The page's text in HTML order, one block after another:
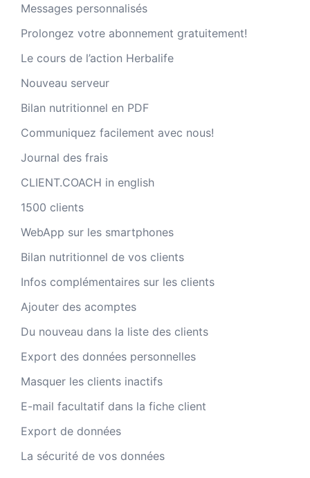
Messages personnalisés
Prolongez votre abonnement gratuitement!
Le cours de l’action Herbalife
Nouveau serveur
Bilan nutritionnel en PDF
Communiquez facilement avec nous!
Journal des frais
CLIENT.COACH in english
1500 clients
WebApp sur les smartphones
Bilan nutritionnel de vos clients
Infos complémentaires sur les clients
Ajouter des acomptes
Du nouveau dans la liste des clients
Export des données personnelles
Masquer les clients inactifs
E-mail facultatif dans la fiche client
Export de données
La sécurité de vos données